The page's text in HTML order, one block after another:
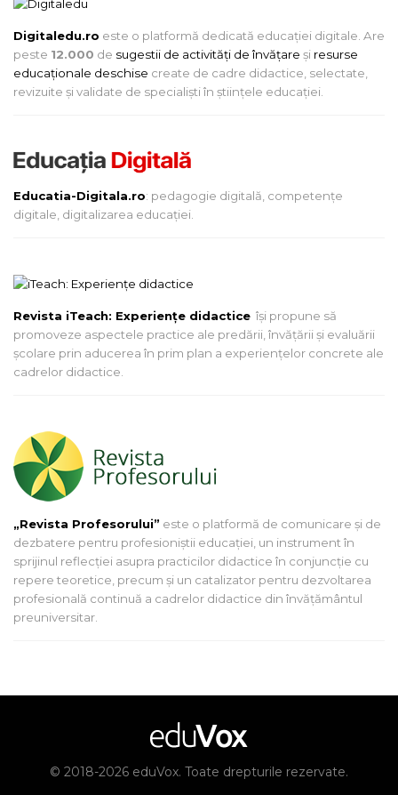
Digitaledu.ro este o platformă dedicată educației digitale. Are
peste 12.000 de sugestii de activități de învățare și resurse
educaționale deschise create de cadre didactice, selectate,
revizuite și validate de specialiști în științele educației.
Educatia-Digitala.ro: pedagogie digitală, competențe
digitale, digitalizarea educației.
Revista iTeach: Experienţe didactice îşi propune să
promoveze aspectele practice ale predării, învăţării şi evaluării
şcolare prin aducerea în prim plan a experienţelor concrete ale
cadrelor didactice.
„Revista Profesorului” este o platformă de comunicare și de
dezbatere pentru profesioniștii educației, un instrument în
sprijinul reflecției asupra practicilor didactice în conjuncție cu
repere teoretice, precum și un catalizator pentru dezvoltarea
profesională continuă a cadrelor didactice din învățământul
preuniversitar.
© 2018-2026 eduVox. Toate drepturile rezervate.